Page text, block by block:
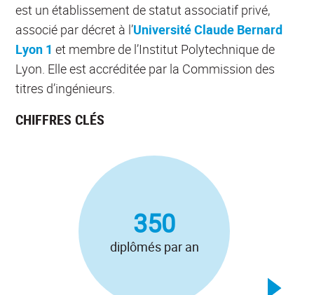
est un établissement de statut associatif privé,
associé par décret à l’Université Claude Bernard
Lyon 1 et membre de l’Institut Polytechnique de
Lyon. Elle est accréditée par la Commission des
titres d’ingénieurs.
CHIFFRES CLÉS
350
diplômés par an